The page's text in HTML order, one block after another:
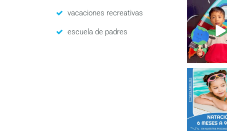
vacaciones recreativas
escuela de padres